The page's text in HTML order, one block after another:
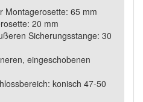
Montagerosette: 65 mm
20 mm
Sicherungsstange: 30
eingeschobenen
konisch 47-50